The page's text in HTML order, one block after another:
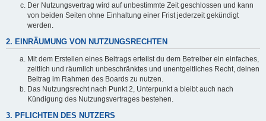
Der Nutzungsvertrag wird auf unbestimmte Zeit geschlossen und kann
von beiden Seiten ohne Einhaltung einer Frist jederzeit gekündigt
werden.
2. EINRÄUMUNG VON NUTZUNGSRECHTEN
Mit dem Erstellen eines Beitrags erteilst du dem Betreiber ein einfaches,
zeitlich und räumlich unbeschränktes und unentgeltliches Recht, deinen
Beitrag im Rahmen des Boards zu nutzen.
Das Nutzungsrecht nach Punkt 2, Unterpunkt a bleibt auch nach
Kündigung des Nutzungsvertrages bestehen.
3. PFLICHTEN DES NUTZERS